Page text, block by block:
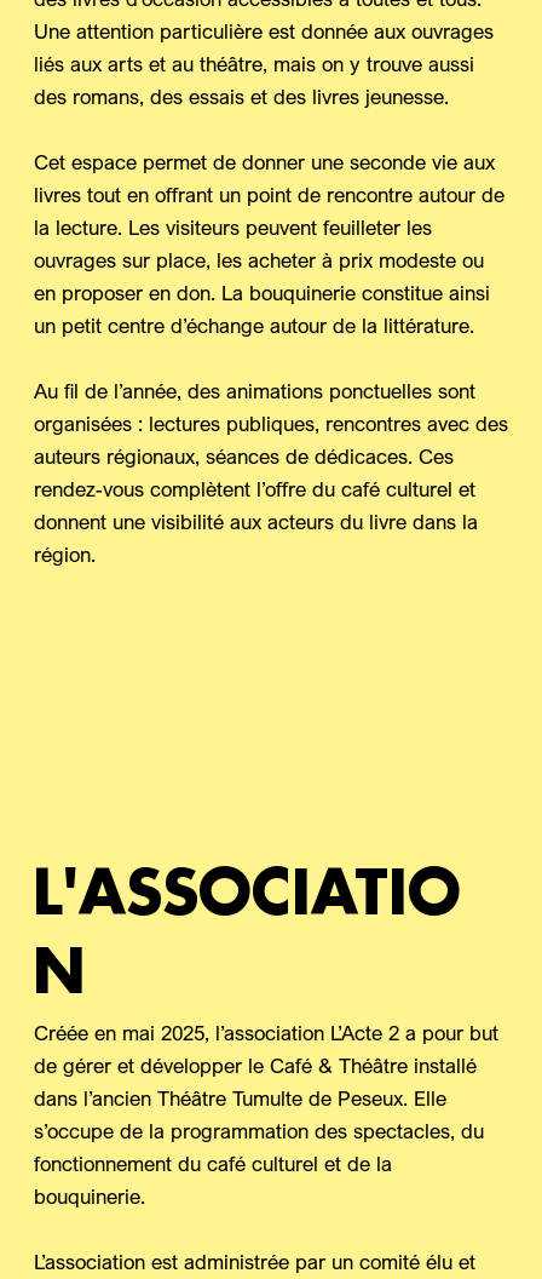
Une attention particulière est donnée aux ouvrages
liés aux arts et au théâtre, mais on y trouve aussi
des romans, des essais et des livres jeunesse.
Cet espace permet de donner une seconde vie aux
livres tout en offrant un point de rencontre autour de
la lecture. Les visiteurs peuvent feuilleter les
ouvrages sur place, les acheter à prix modeste ou
en proposer en don. La bouquinerie constitue ainsi
un petit centre d’échange autour de la littérature.
Au fil de l’année, des animations ponctuelles sont
organisées : lectures publiques, rencontres avec des
auteurs régionaux, séances de dédicaces. Ces
rendez-vous complètent l’offre du café culturel et
donnent une visibilité aux acteurs du livre dans la
région.
L'ASSOCIATIO
N
Créée en mai 2025, l’association L’Acte 2 a pour but
de gérer et développer le Café & Théâtre installé
dans l’ancien Théâtre Tumulte de Peseux. Elle
s’occupe de la programmation des spectacles, du
fonctionnement du café culturel et de la
bouquinerie.
L’association est administrée par un comité élu et